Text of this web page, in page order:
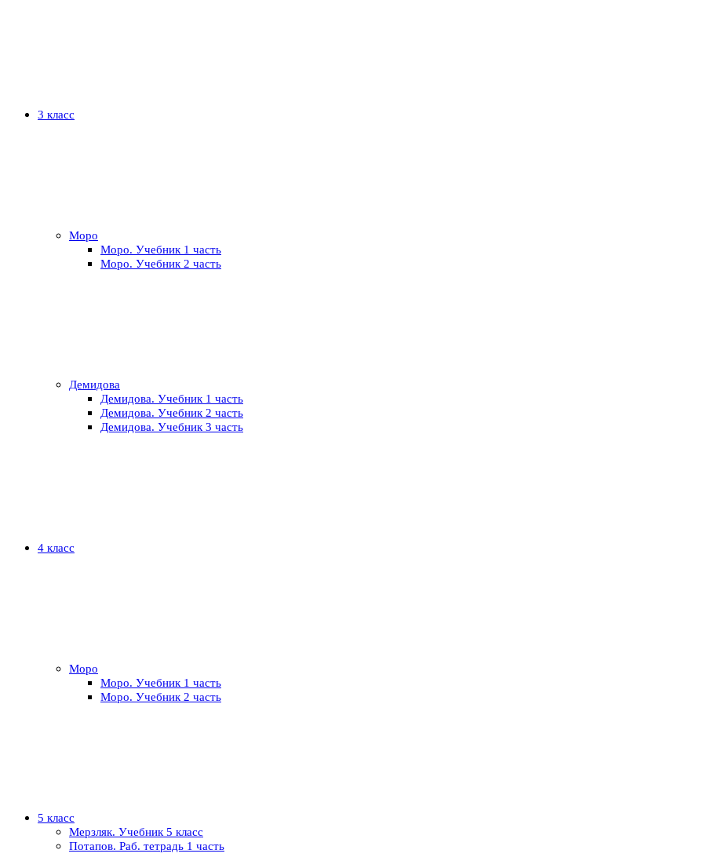
3 класс
Моро
Моро. Учебник 1 часть
Моро. Учебник 2 часть
Демидова
Демидова. Учебник 1 часть
Демидова. Учебник 2 часть
Демидова. Учебник 3 часть
4 класс
Моро
Моро. Учебник 1 часть
Моро. Учебник 2 часть
5 класс
Мерзляк. Учебник 5 класс
Потапов. Раб. тетрадь 1 часть